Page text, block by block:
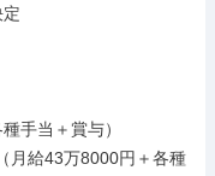
手当＋賞与）
月給43万8000円＋各種